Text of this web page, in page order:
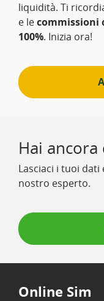
liquidità. Ti
e lecommissioni
100%. Inizia ora!
Hai
Lasciaci i tuoi
nostro esperto.
Online Sim